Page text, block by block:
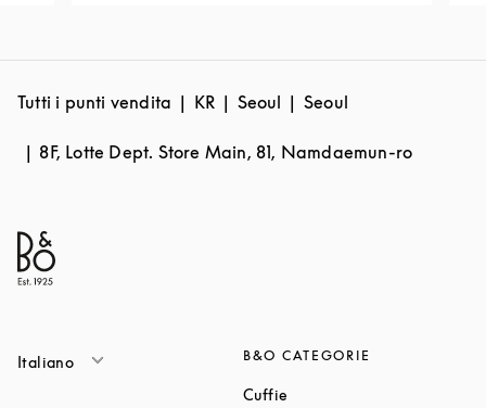
Tutti i punti vendita KR Seoul Seoul
8F, Lotte Dept. Store Main, 81, Namdaemun-ro
Italiano B&O CATEGORIE
Cuffie